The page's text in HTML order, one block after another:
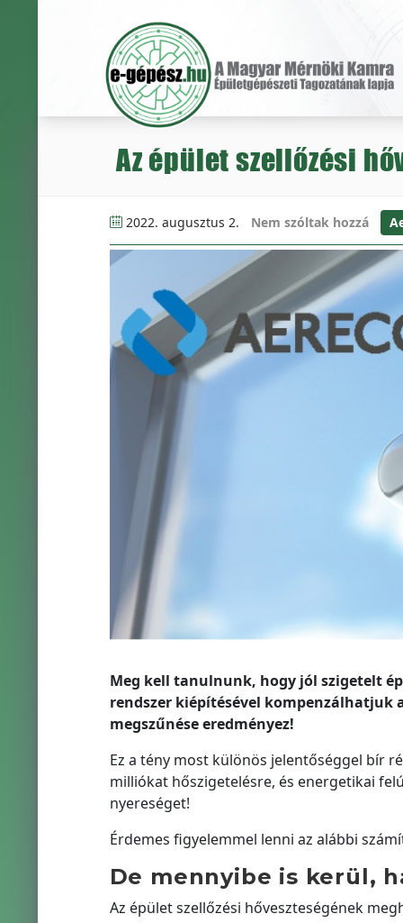
Az épület szellőzési
2022. augusztus 2. Nem szóltak hozzá
Meg kell tanulnunk, hogy jól szigetelt
rendszer kiépítésével
megszűnése eredményez!
Ez a tény most különös jelentőséggel bír
milliókat hőszigetelésre, és energetikai
nyereséget!
Érdemes figyelemmel lenni az alábbi
De mennyibe is kerül,
Az épület szellőzési hőveszteségének